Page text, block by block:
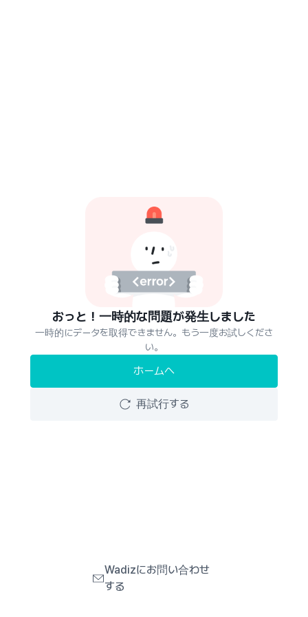
おっと！一時的な問題が発生しました
一時的にデータを取得できません。もう一度お試しくださ
い。
ホームへ
再試行する
Wadizにお問い合わせ
する